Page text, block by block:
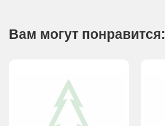
Вам могут понравится: